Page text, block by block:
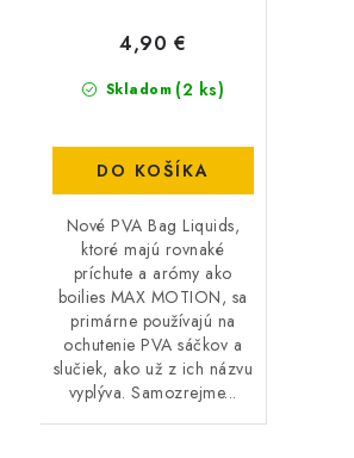
Skladom (2 ks)
4,90 €
DO KOŠÍKA
Nové PVA Bag Liquids,
ktoré majú rovnaké
príchute a arómy ako
boilies MAX MOTION, sa
primárne používajú na
ochutenie PVA sáčkov a
slučiek, ako už z ich názvu
vyplýva. Samozrejme...